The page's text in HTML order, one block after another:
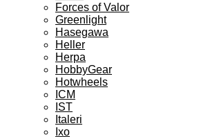
Forces of Valor
Greenlight
Hasegawa
Heller
Herpa
HobbyGear
Hotwheels
ICM
IST
Italeri
Ixo